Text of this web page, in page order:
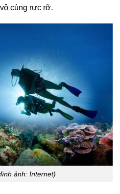
cùng rực rỡ.
ảnh: Internet)